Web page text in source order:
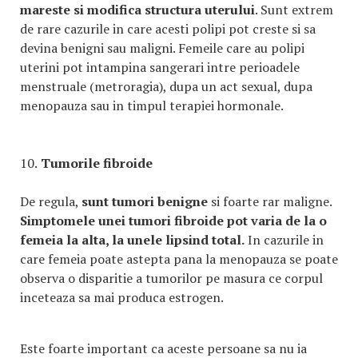
mareste si modifica structura uterului. Sunt extrem
de rare cazurile in care acesti polipi pot creste si sa
devina benigni sau maligni. Femeile care au polipi
uterini pot intampina sangerari intre perioadele
menstruale (metroragia), dupa un act sexual, dupa
menopauza sau in timpul terapiei hormonale.
10. Tumorile fibroide
De regula, sunt tumori benigne si foarte rar maligne.
Simptomele unei tumori fibroide pot varia de la o
femeia la alta, la unele lipsind total.In cazurile in
care femeia poate astepta pana la menopauza se poate
observa o disparitie a tumorilor pe masura ce corpul
inceteaza sa mai produca estrogen.
Este foarte important ca aceste persoane sa nu ia